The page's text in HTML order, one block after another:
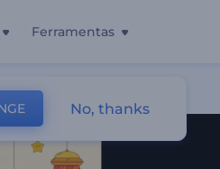
Ferramentas
No, thanks